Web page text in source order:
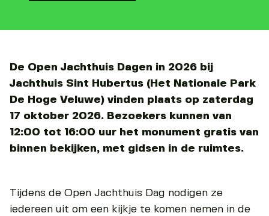
De Open Jachthuis Dagen in 2026 bij
Jachthuis Sint Hubertus (Het Nationale Park
De Hoge Veluwe) vinden plaats op zaterdag
17 oktober 2026. Bezoekers kunnen van
12:00 tot 16:00 uur het monument gratis van
binnen bekijken, met gidsen in de ruimtes.
Tijdens de Open Jachthuis Dag nodigen ze
iedereen uit om een kijkje te komen nemen in de